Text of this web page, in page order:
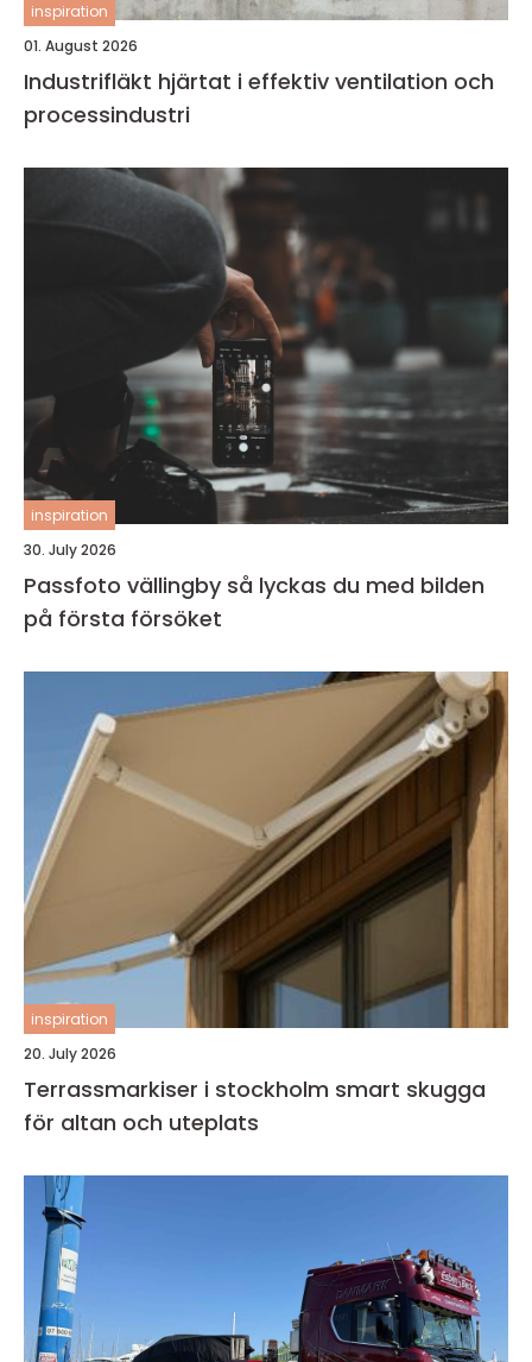
inspiration
01. August 2026
Industrifläkt hjärtat i effektiv ventilation och
processindustri
inspiration
30. July 2026
Passfoto vällingby så lyckas du med bilden
på första försöket
inspiration
20. July 2026
Terrassmarkiser i stockholm smart skugga
för altan och uteplats